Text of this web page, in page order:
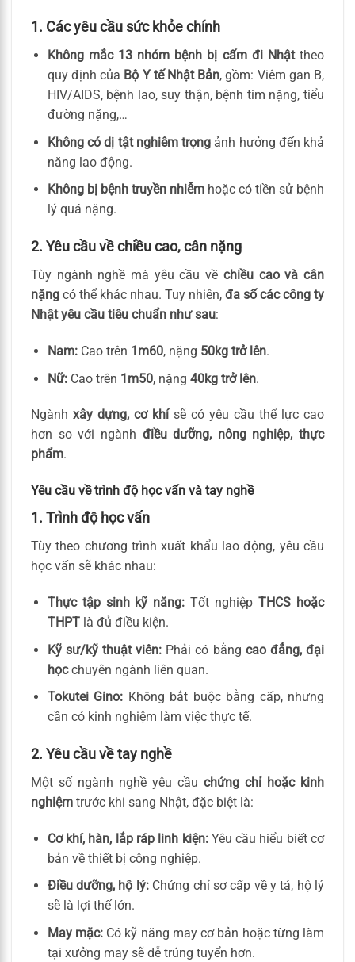
1. Các yêu cầu sức khỏe chính
Không mắc 13 nhóm bệnh bị cấm đi Nhậttheo
quy định của Bộ Y tế Nhật Bản, gồm: Viêm gan B,
HIV/AIDS, bệnh lao, suy thận, bệnh tim nặng, tiểu
đường nặng,…
Không có dị tật nghiêm trọng ảnh hưởng đến khả
năng lao động.
Không bị bệnh truyền nhiễmhoặc có tiền sử bệnh
lý quá nặng.
2. Yêu cầu về chiều cao, cân nặng
Tùy ngành nghề mà yêu cầu về chiều cao và cân
nặng có thể khác nhau. Tuy nhiên, đa số các công ty
Nhật yêu cầu tiêu chuẩn như sau:
Nam:Cao trên 1m60, nặng 50kg trở lên.
Nữ:Cao trên 1m50, nặng 40kg trở lên.
Ngành xây dựng, cơ khísẽ có yêu cầu thể lực cao
hơn so với ngành điều dưỡng, nông nghiệp, thực
phẩm.
Yêu cầu về trình độ học vấn và tay nghề
1. Trình độ học vấn
Tùy theo chương trình xuất khẩu lao động, yêu cầu
học vấn sẽ khác nhau:
Thực tập sinh kỹ năng: Tốt nghiệpTHCS hoặc
THPTlà đủ điều kiện.
Kỹ sư/kỹ thuật viên: Phải có bằng cao đẳng, đại
họcchuyên ngành liên quan.
Tokutei Gino: Không bắt buộc bằng cấp, nhưng
cần có kinh nghiệm làm việc thực tế.
2. Yêu cầu về tay nghề
Một số ngành nghề yêu cầu chứng chỉ hoặc kinh
nghiệm trước khi sang Nhật, đặc biệt là:
Cơ khí, hàn, lắp ráp linh kiện:Yêu cầu hiểu biết cơ
bản về thiết bị công nghiệp.
Điều dưỡng, hộ lý:Chứng chỉ sơ cấp về y tá, hộ lý
sẽ là lợi thế lớn.
May mặc: Có kỹ năng may cơ bản hoặc từng làm
tại xưởng may sẽ dễ trúng tuyển hơn.